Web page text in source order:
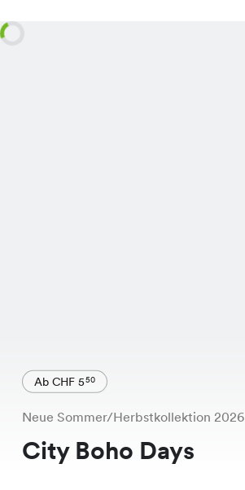
Ab CHF 550
Neue Sommer/Herbstkollektion 2026
City Boho Days